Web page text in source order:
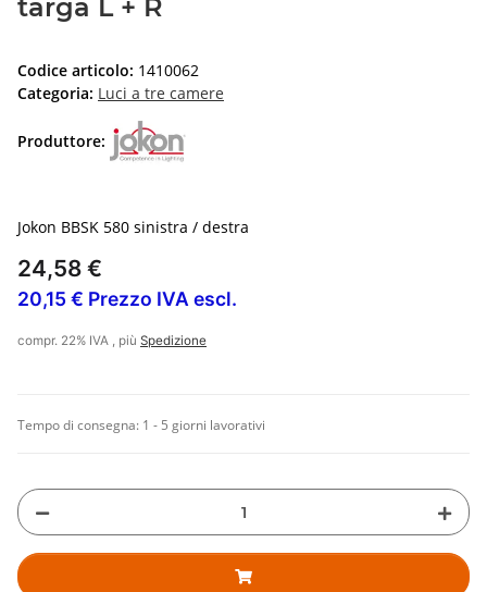
targa L + R
Codice articolo: 1410062
Categoria: Luci a tre camere
Produttore:
Jokon BBSK 580 sinistra / destra
24,58 €
20,15 € Prezzo IVA escl.
compr. 22% IVA , più Spedizione
Tempo di consegna: 1 - 5 giorni lavorativi